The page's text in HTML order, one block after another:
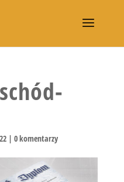
| 0 komentarzy